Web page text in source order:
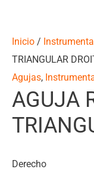
Inicio /
TRIANGULAR
Agujas,
AGUJA
Derecho